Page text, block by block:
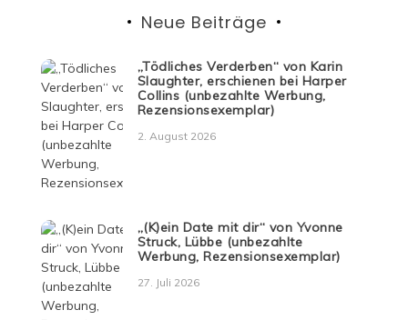
Neue Beiträge
„Tödliches Verderben“ von Karin
Slaughter, erschienen bei Harper
Collins (unbezahlte Werbung,
Rezensionsexemplar)
2. August 2026
„(K)ein Date mit dir“ von Yvonne
Struck, Lübbe (unbezahlte
Werbung, Rezensionsexemplar)
27. Juli 2026